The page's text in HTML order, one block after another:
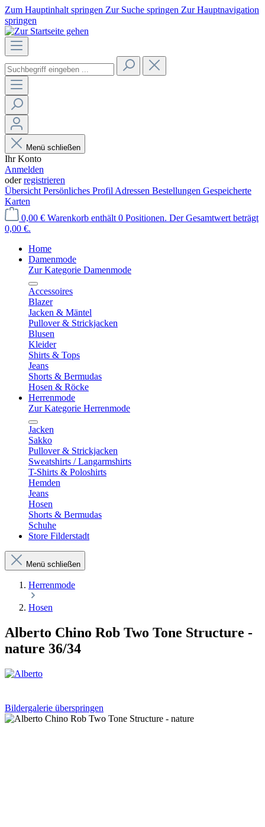
Zum Hauptinhalt springen Zur Suche springen Zur Hauptnavigation
springen
Menü schließen
Ihr Konto
Anmelden
oderregistrieren
Übersicht Persönliches Profil Adressen Bestellungen Gespeicherte
Karten
0,00 € Warenkorb enthält 0 Positionen. Der Gesamtwert beträgt
0,00 €.
Home
Damenmode
Zur Kategorie Damenmode
Accessoires
Blazer
Jacken & Mäntel
Pullover & Strickjacken
Blusen
Kleider
Shirts & Tops
Jeans
Shorts & Bermudas
Hosen & Röcke
Herrenmode
Zur Kategorie Herrenmode
Jacken
Sakko
Pullover & Strickjacken
Sweatshirts / Langarmshirts
T-Shirts & Poloshirts
Hemden
Jeans
Hosen
Shorts & Bermudas
Schuhe
Store Filderstadt
Menü schließen
Herrenmode
Hosen
Alberto Chino Rob Two Tone Structure -
nature 36/34
Bildergalerie überspringen